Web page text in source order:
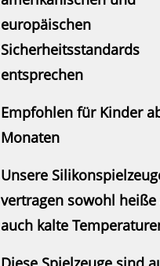
europäischen
Sicherheitsstandards
entsprechen
Empfohlen für Kinder
Monaten
Unsere
vertragen sowohl heiße
auch kalte